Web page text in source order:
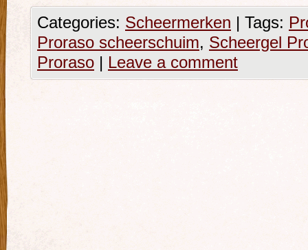
Categories: Scheermerken | Tags:
Proraso scheerschuim, Scheergel
Proraso | Leave a comment